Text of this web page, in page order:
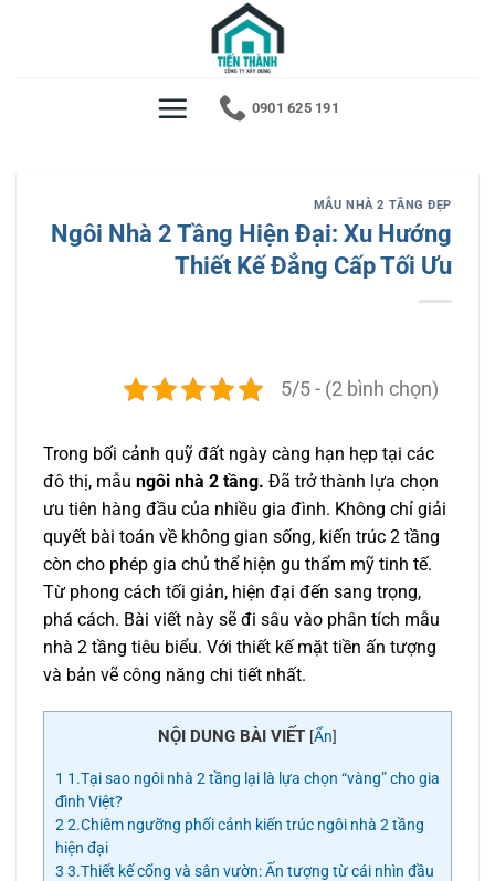
0901 625 191
MẪU NHÀ 2 TẦNG ĐẸP
Ngôi Nhà 2 Tầng Hiện Đại: Xu Hướng
Thiết Kế Đẳng Cấp Tối Ưu
5/5 - (2 bình chọn)
Trong bối cảnh quỹ đất ngày càng hạn hẹp tại các
đô thị, mẫu ngôi nhà 2 tầng. Đã trở thành lựa chọn
ưu tiên hàng đầu của nhiều gia đình. Không chỉ giải
quyết bài toán về không gian sống, kiến trúc 2 tầng
còn cho phép gia chủ thể hiện gu thẩm mỹ tinh tế.
Từ phong cách tối giản, hiện đại đến sang trọng,
phá cách. Bài viết này sẽ đi sâu vào phân tích mẫu
nhà 2 tầng tiêu biểu. Với thiết kế mặt tiền ấn tượng
và bản vẽ công năng chi tiết nhất.
NỘI DUNG BÀI VIẾT [Ẩn]
1 1.Tại sao ngôi nhà 2 tầng lại là lựa chọn “vàng” cho gia
đình Việt?
2 2.Chiêm ngưỡng phối cảnh kiến trúc ngôi nhà 2 tầng
hiện đại
3 3.Thiết kế cổng và sân vườn: Ấn tượng từ cái nhìn đầu